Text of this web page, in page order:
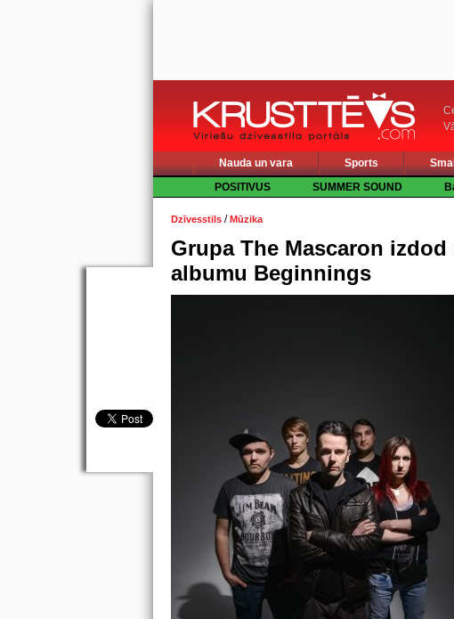
Nauda un vara Sports
POSITIVUS
SUMMER SOUND
Dzīvesstils /Mūzika
Grupa The Mascaron
albumu Beginnings